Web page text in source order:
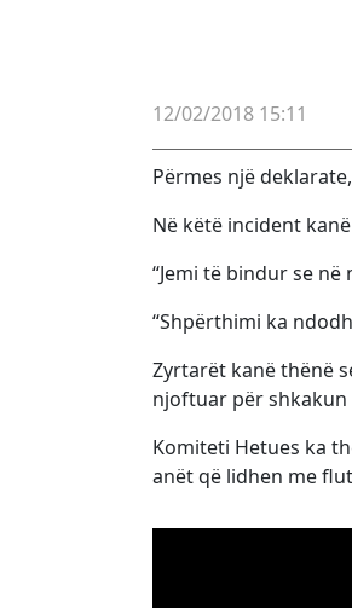
12/02/2018 15:11
Përmes një
Në këtë incident
“Jemi të bindur se
“Shpërthimi ka
Zyrtarët kanë thënë
njoftuar për shkakun
Komiteti Hetues ka
anët që lidhen me